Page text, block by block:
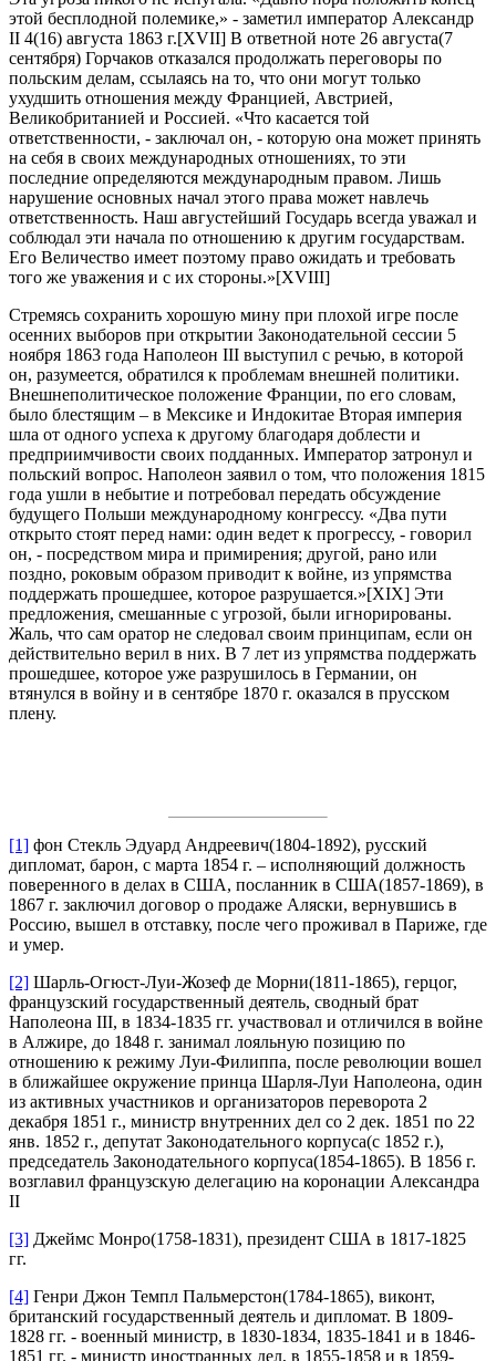
этой бесплодной полемике,» - заметил император Александр
II 4(16) августа 1863 г.[XVII] В ответной ноте 26 августа(7
сентября) Горчаков отказался продолжать переговоры по
польским делам, ссылаясь на то, что они могут только
ухудшить отношения между Францией, Австрией,
Великобританией и Россией. «Что касается той
ответственности, - заключал он, - которую она может принять
на себя в своих международных отношениях, то эти
последние определяются международным правом. Лишь
нарушение основных начал этого права может навлечь
ответственность. Наш августейший Государь всегда уважал и
соблюдал эти начала по отношению к другим государствам.
Его Величество имеет поэтому право ожидать и требовать
того же уважения и с их стороны.»[XVIII]
Стремясь сохранить хорошую мину при плохой игре после
осенних выборов при открытии Законодательной сессии 5
ноября 1863 года Наполеон III выступил с речью, в которой
он, разумеется, обратился к проблемам внешней политики.
Внешнеполитическое положение Франции, по его словам,
было блестящим – в Мексике и Индокитае Вторая империя
шла от одного успеха к другому благодаря доблести и
предприимчивости своих подданных. Император затронул и
польский вопрос. Наполеон заявил о том, что положения 1815
года ушли в небытие и потребовал передать обсуждение
будущего Польши международному конгрессу. «Два пути
открыто стоят перед нами: один ведет к прогрессу, - говорил
он, - посредством мира и примирения; другой, рано или
поздно, роковым образом приводит к войне, из упрямства
поддержать прошедшее, которое разрушается.»[XIX] Эти
предложения, смешанные с угрозой, были игнорированы.
Жаль, что сам оратор не следовал своим принципам, если он
действительно верил в них. В 7 лет из упрямства поддержать
прошедшее, которое уже разрушилось в Германии, он
втянулся в войну и в сентябре 1870 г. оказался в прусском
плену.
[1] фон Стекль Эдуард Андреевич(1804-1892), русский
дипломат, барон, с марта 1854 г. – исполняющий должность
поверенного в делах в США, посланник в США(1857-1869), в
1867 г. заключил договор о продаже Аляски, вернувшись в
Россию, вышел в отставку, после чего проживал в Париже, где
и умер.
[2] Шарль-Огюст-Луи-Жозеф де Морни(1811-1865), герцог,
французский государственный деятель, сводный брат
Наполеона III, в 1834-1835 гг. участвовал и отличился в войне
в Алжире, до 1848 г. занимал лояльную позицию по
отношению к режиму Луи-Филиппа, после революции вошел
в ближайшее окружение принца Шарля-Луи Наполеона, один
из активных участников и организаторов переворота 2
декабря 1851 г., министр внутренних дел со 2 дек. 1851 по 22
янв. 1852 г., депутат Законодательного корпуса(с 1852 г.),
председатель Законодательного корпуса(1854-1865). В 1856 г.
возглавил французскую делегацию на коронации Александра
II
[3] Джеймс Монро(1758-1831), президент США в 1817-1825
гг.
[4] Генри Джон Темпл Пальмерстон(1784-1865), виконт,
британский государственный деятель и дипломат. В 1809-
1828 гг. - военный министр, в 1830-1834, 1835-1841 и в 1846-
1851 гг. - министр иностранных дел, в 1855-1858 и в 1859-